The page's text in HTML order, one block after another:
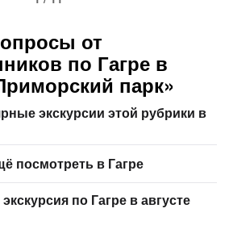
от
по Гагре в
парк»
экскурсии этой рубрики в
посмотреть в Гагре
по Гагре в августе